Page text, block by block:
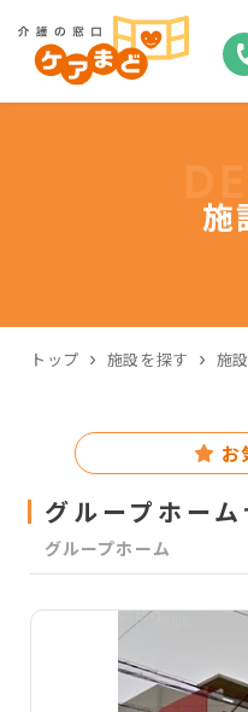
施
トップ 施設を探す 施
お
グループホー
グループホーム